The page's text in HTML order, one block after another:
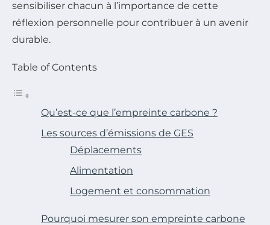
sensibiliser chacun à l’importance de cette
réflexion personnelle pour contribuer à un avenir
durable.
Table of Contents
Qu’est-ce que l’empreinte carbone ?
Les sources d’émissions de GES
Déplacements
Alimentation
Logement et consommation
Pourquoi mesurer son empreinte carbone